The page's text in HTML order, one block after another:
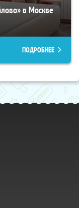
в Москве
ПОДРОБНЕЕ